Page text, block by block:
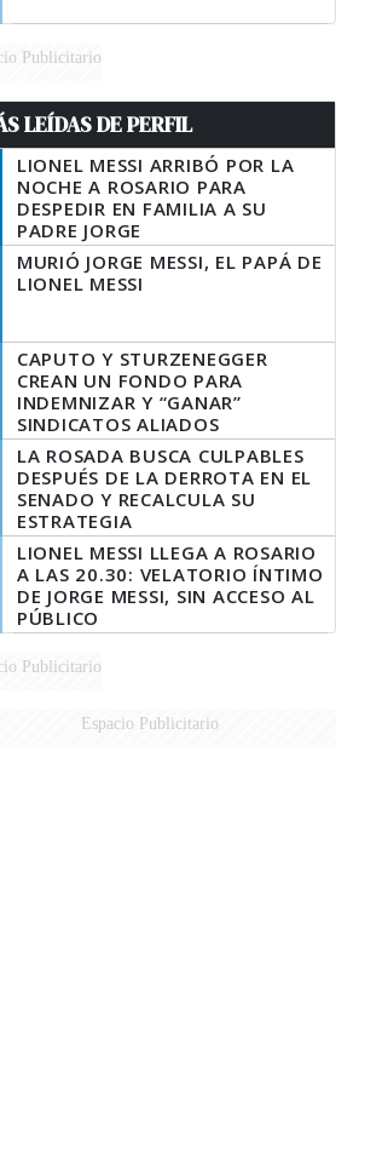
Publicitario
LEÍDAS DE PERFIL
LIONEL MESSI ARRIBÓ POR LA
NOCHE A ROSARIO PARA
DESPEDIR EN FAMILIA A SU
PADRE JORGE
MURIÓ JORGE MESSI, EL PAPÁ DE
LIONEL MESSI
CAPUTO Y STURZENEGGER
CREAN UN FONDO PARA
INDEMNIZAR Y “GANAR”
SINDICATOS ALIADOS
LA ROSADA BUSCA CULPABLES
DESPUÉS DE LA DERROTA EN EL
SENADO Y RECALCULA SU
ESTRATEGIA
LIONEL MESSI LLEGA A ROSARIO
A LAS 20.30: VELATORIO ÍNTIMO
DE JORGE MESSI, SIN ACCESO AL
PÚBLICO
Publicitario
Espacio Publicitario